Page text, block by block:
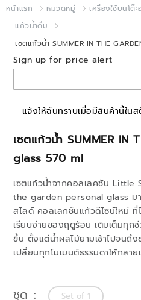
หน้าแรก หมวดหมู่ เครื่องใช้บนโต๊ะ
แก้วน้ำดื่ม
เซตแก้วน้ำ SUMMER IN THE
เซตแก้วน้ำ SUMMER IN
glass 570 ml
เซตแก้วน้ำจากคอลเลคชัน Little
the garden personal glass มา
สไลด์ คอลเลกชันแก้วดีไซน์ใหม่ ที่
เรียบง่ายของฤดูร้อน เติมเต็มทุก
ขึ้น ตั้งแต่น้ำผลไม้ยามเช้าไปจนถึ
เปลี่ยนทุกโมเมนต์ธรรมดาให้กลา
Sign up for price alert
แจ้งให้ฉันทราบเมื่อมีสินค้านี้ใน
ชุด Set of 1